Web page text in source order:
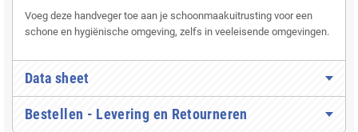
Voeg deze handveger toe aan je schoonmaakuitrusting voor een
schone en hygiënische omgeving, zelfs in veeleisende omgevingen.
Data sheet
Bestellen - Levering en Retourneren